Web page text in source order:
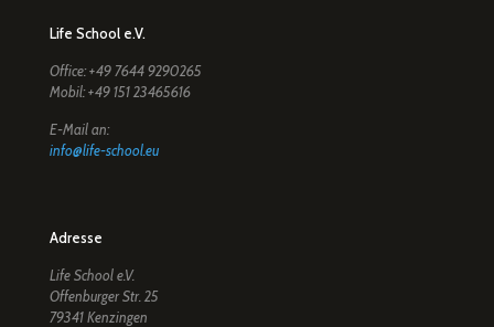
Life School e.V.
Office: +49 7644 9290265
Mobil: +49 151 23465616
E-Mail an:
info@life-school.eu
Adresse
Life School e.V.
Offenburger Str. 25
79341 Kenzingen